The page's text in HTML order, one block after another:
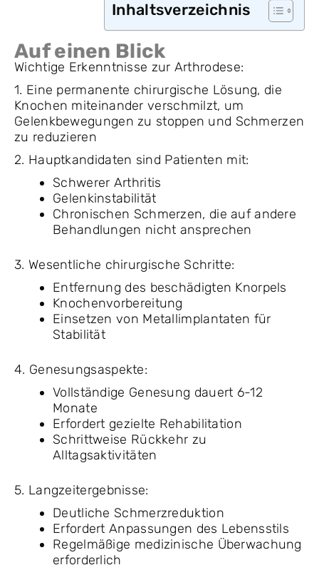
Inhaltsverzeichnis
Auf einen Blick
Wichtige Erkenntnisse zur Arthrodese:
1. Eine permanente chirurgische Lösung, die
Knochen miteinander verschmilzt, um
Gelenkbewegungen zu stoppen und Schmerzen
zu reduzieren
2. Hauptkandidaten sind Patienten mit:
Schwerer Arthritis
Gelenkinstabilität
Chronischen Schmerzen, die auf andere
Behandlungen nicht ansprechen
3. Wesentliche chirurgische Schritte:
Entfernung des beschädigten Knorpels
Knochenvorbereitung
Einsetzen von Metallimplantaten für
Stabilität
4. Genesungsaspekte:
Vollständige Genesung dauert 6-12
Monate
Erfordert gezielte Rehabilitation
Schrittweise Rückkehr zu
Alltagsaktivitäten
5. Langzeitergebnisse:
Deutliche Schmerzreduktion
Erfordert Anpassungen des Lebensstils
Regelmäßige medizinische Überwachung
erforderlich